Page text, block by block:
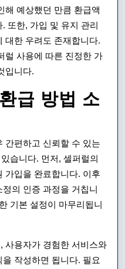
해 예상했던 만큼 환급액
또한, 가입 및 유지 관리
대한 우려도 존재합니다.
럴 사용에 따른 진정한 가
입니다.
급 방법 소
간편하고 신뢰할 수 있는
습니다. 먼저, 셀퍼럴의
가입을 완료합니다. 이후
의 인증 과정을 거칩니
기본 설정이 마무리됩니
사용자가 경험한 서비스와
작성하면 됩니다. 필요